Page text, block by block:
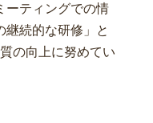
ーティングでの情
継続的な研修」と
の向上に努めてい